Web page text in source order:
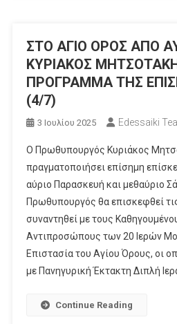
ΣΤΟ ΑΓΙΟ ΟΡΟΣ ΑΠΟ
ΚΥΡΙΑΚΟΣ
ΠΡΟΓΡΑΜΜΑ ΤΗΣ
(4/7)
3 Ιουλίου 2025 Edessaiki
Ο Πρωθυπουργός Κυριάκος
πραγματοποιήσει επίσημη
αύριο Παρασκευή και μεθαύριο
Πρωθυπουργός θα επισκεφθεί
συναντηθεί με τους
Αντιπροσώπους των 20 Ιερών
Επιστασία του Αγίου Όρους, οι
με Πανηγυρική Έκτακτη Διπλή
Continue Reading